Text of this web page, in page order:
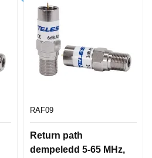
RAF09
Return path
dempeledd 5-65 MHz,